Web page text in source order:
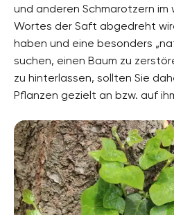
und anderen Schmarotzern im
Wortes der Saft abgedreht
haben und eine besonders
suchen, einen Baum zu
zu hinterlassen, sollten Sie
Pflanzen gezielt an bzw. auf